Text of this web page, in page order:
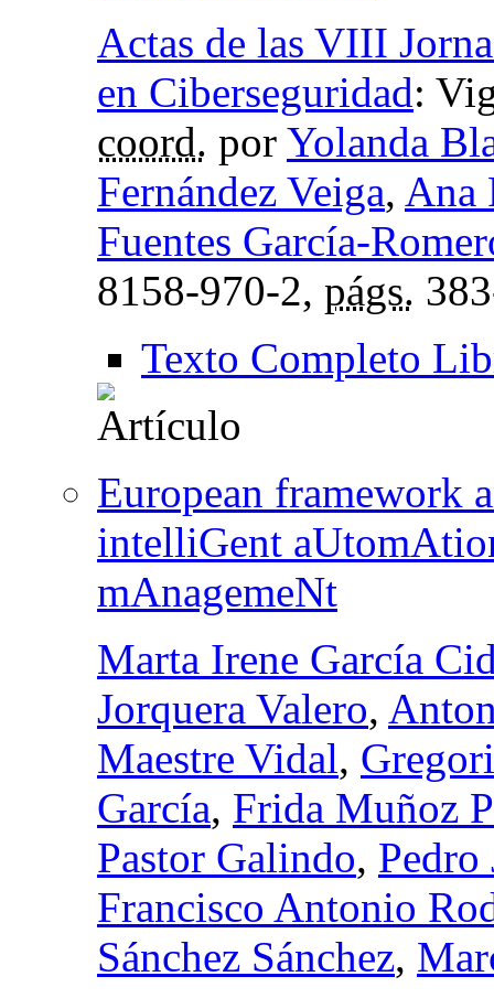
Actas de las VIII
en Ciberseguridad:
coord. por Yolanda
Fernández Veiga, Ana
Fuentes García-
8158-970-2, págs.
Texto Completo
European framework
intelliGent
mAnagemeNt
Marta Irene García
Jorquera Valero,
Maestre Vidal,
García, Frida Muñoz
Pastor Galindo, Pedro
Francisco Antonio
Sánchez Sánchez,